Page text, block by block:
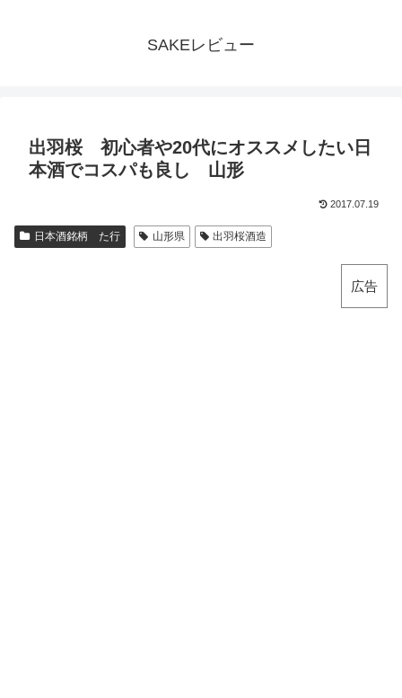
SAKEレビュー
出羽桜 初心者や20代にオススメしたい日
本酒でコスパも良し 山形
2017.07.19
日本酒銘柄 た行 山形県 出羽桜酒造
広告